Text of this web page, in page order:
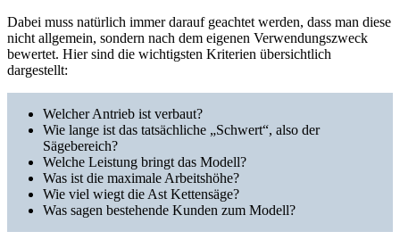
Dabei muss natürlich immer darauf geachtet werden, dass man diese
nicht allgemein, sondern nach dem eigenen Verwendungszweck
bewertet. Hier sind die wichtigsten Kriterien übersichtlich
dargestellt:
Welcher Antrieb ist verbaut?
Wie lange ist das tatsächliche „Schwert“, also der
Sägebereich?
Welche Leistung bringt das Modell?
Was ist die maximale Arbeitshöhe?
Wie viel wiegt die Ast Kettensäge?
Was sagen bestehende Kunden zum Modell?